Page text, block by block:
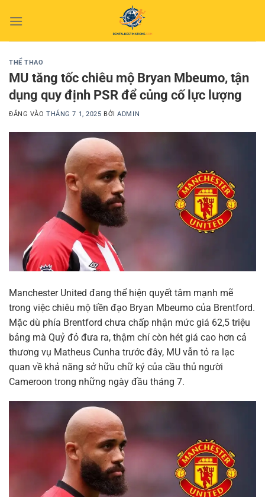
qua
THỂ THAO
MU tăng tốc chiêu mộ Bryan Mbeumo, tận
dụng quy định PSR để củng cố lực lượng
ĐĂNG VÀOTHÁNG 7 1, 2025 BỞIADMIN
Manchester United đang thể hiện quyết tâm mạnh mẽ
trong việc chiêu mộ tiền đạo Bryan Mbeumo của Brentford.
Mặc dù phía Brentford chưa chấp nhận mức giá 62,5 triệu
bảng mà Quỷ đỏ đưa ra, thậm chí còn hét giá cao hơn cả
thương vụ Matheus Cunha trước đây, MU vẫn tỏ ra lạc
quan về khả năng sở hữu chữ ký của cầu thủ người
Cameroon trong những ngày đầu tháng 7.